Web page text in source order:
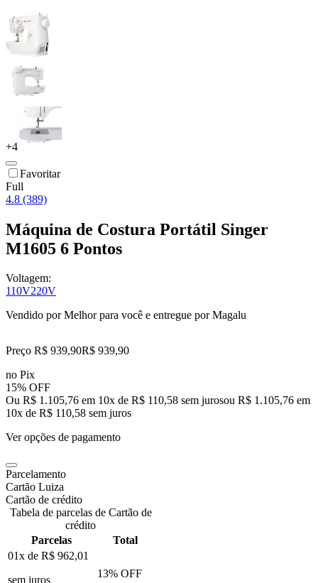
+4
Favoritar
Full
4.8 (389)
Máquina de Costura Portátil Singer
M1605 6 Pontos
Voltagem:
110V220V
Vendido porMelhor para você e entregue por Magalu
Preço R$ 939,90R$ 939,90
no Pix
15% OFF
Ou R$ 1.105,76 em 10x de R$ 110,58 sem jurosou R$ 1.105,76 em
10x de R$ 110,58 sem juros
Ver opções de pagamento
Parcelamento
Cartão Luiza
Cartão de crédito
Tabela de parcelas de Cartão de
crédito
Parcelas
Total
01x de R$ 962,01
sem juros
13% OFF